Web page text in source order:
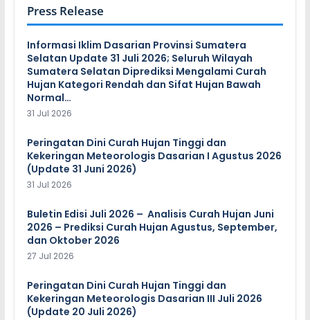
Press Release
Informasi Iklim Dasarian Provinsi Sumatera
Selatan Update 31 Juli 2026; Seluruh Wilayah
Sumatera Selatan Diprediksi Mengalami Curah
Hujan Kategori Rendah dan Sifat Hujan Bawah
Normal…
31 Jul 2026
Peringatan Dini Curah Hujan Tinggi dan
Kekeringan Meteorologis Dasarian I Agustus 2026
(Update 31 Juni 2026)
31 Jul 2026
Buletin Edisi Juli 2026 – Analisis Curah Hujan Juni
2026 – Prediksi Curah Hujan Agustus, September,
dan Oktober 2026
27 Jul 2026
Peringatan Dini Curah Hujan Tinggi dan
Kekeringan Meteorologis Dasarian III Juli 2026
(Update 20 Juli 2026)